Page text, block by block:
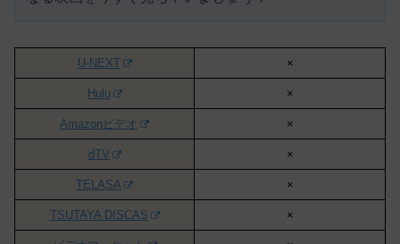
U-NEXT ×
Hulu ×
Amazonビデオ ×
dTV ×
TELASA ×
TSUTAYA DISCAS ×